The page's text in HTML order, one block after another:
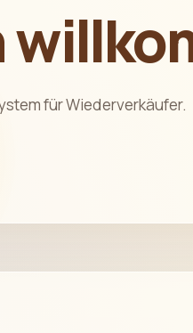
für Wiederverkäufer.